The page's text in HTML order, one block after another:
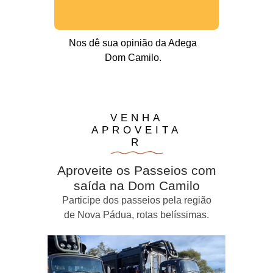
Nos dê sua opinião da Adega
Dom Camilo.
VENHA
APROVEITA
R
Aproveite os Passeios com
saída na Dom Camilo
Participe dos passeios pela região
de Nova Pádua, rotas belíssimas.